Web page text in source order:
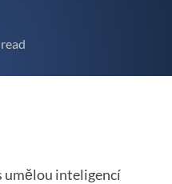
umělou inteligencí